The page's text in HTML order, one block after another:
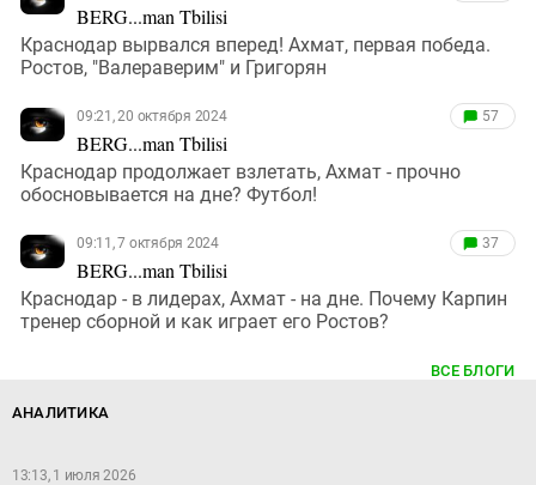
BERG...man Tbilisi
Краснодар вырвался вперед! Ахмат, первая победа.
Ростов, "Валераверим" и Григорян
09:21, 20 октября 2024
BERG...man Tbilisi
57
Краснодар продолжает взлетать, Ахмат - прочно
обосновывается на дне? Футбол!
09:11, 7 октября 2024
BERG...man Tbilisi
37
Краснодар - в лидерах, Ахмат - на дне. Почему Карпин
тренер сборной и как играет его Ростов?
ВСЕ БЛОГИ
АНАЛИТИКА
13:13, 1 июля 2026